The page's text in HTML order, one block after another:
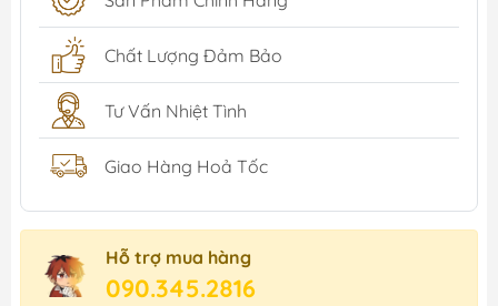
Chất Lượng Đảm Bảo
Tư Vấn Nhiệt Tình
Giao Hàng Hoả Tốc
Hỗ trợ mua hàng
090.345.2816